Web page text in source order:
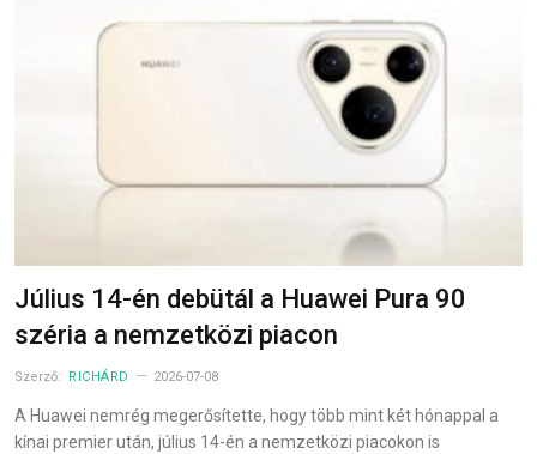
Július 14-én debütál a Huawei Pura 90
széria a nemzetközi piacon
Szerző: RICHÁRD 2026-07-08
A Huawei nemrég megerősítette, hogy több mint két hónappal a
kínai premier után, július 14-én a nemzetközi piacokon is